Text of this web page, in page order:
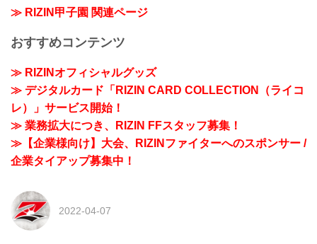
≫ RIZIN甲子園 関連ページ
おすすめコンテンツ
≫ RIZINオフィシャルグッズ
≫ デジタルカード「RIZIN CARD COLLECTION（ライコ
レ）」サービス開始！
≫ 業務拡大につき、RIZIN FFスタッフ募集！
≫【企業様向け】大会、RIZINファイターへのスポンサー /
企業タイアップ募集中！
2022-04-07